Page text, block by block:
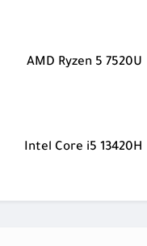
AMD Ryzen 5 7520U
Intel Core i5 13420H